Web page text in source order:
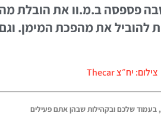
פספסה ב.מ.וו את הובלת
להוביל את מהפכת המימן.
צילום: יח״צ Thecar
שלכם ובקהילות שבהן אתם פעילים